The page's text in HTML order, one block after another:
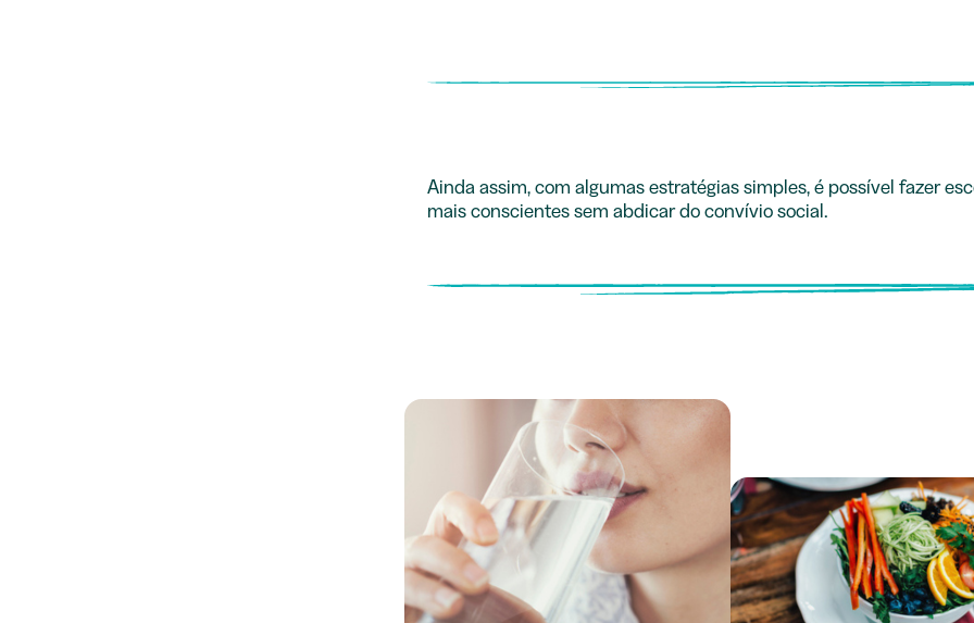
Ainda assim, com algumas estratégias simples, é possível fazer
mais conscientes sem abdicar do convívio social.